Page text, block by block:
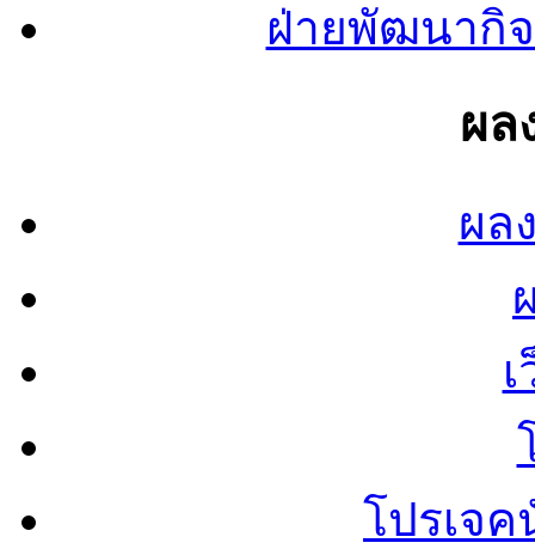
ฝ่ายพัฒนากิ
ผล
ผล
โปรเจ